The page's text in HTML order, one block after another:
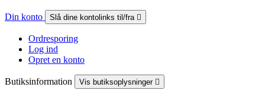
Din konto Slå dine kontolinks til/fra 
Ordresporing
Log ind
Opret en konto
Butiksinformation Vis butiksoplysninger 